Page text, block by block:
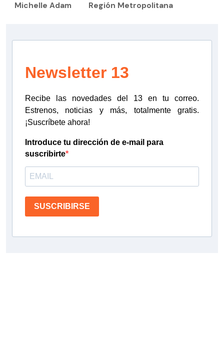
Michelle Adam Región Metropolitana
Newsletter 13
Recibe las novedades del 13 en tu correo.
Estrenos, noticias y más, totalmente gratis.
¡Suscríbete ahora!
Introduce tu dirección de e-mail para
suscribirte
SUSCRIBIRSE